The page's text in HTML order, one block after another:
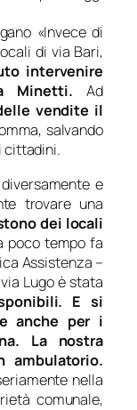
«Invece di
di via Bari,
intervenire
Minetti. Ad
vendite il
salvando
cittadini.
e
trovare una
dei locali
poco tempo fa
Assistenza –
via Lugo è stata
E si
anche per i
La nostra
ambulatorio.
nella
comunale,